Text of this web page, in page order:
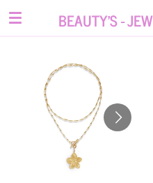
Ga
hoofdinhoud
BEAUTY'S -